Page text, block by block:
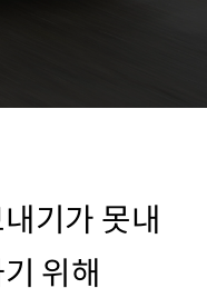
기가 못내
위해